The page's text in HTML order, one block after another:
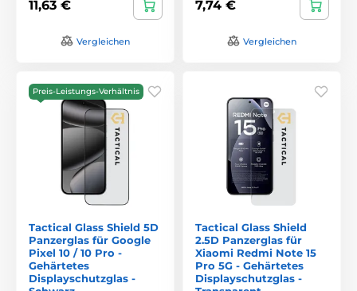
11,63 €
Vergleichen
7,74 €
Vergleichen
Preis-Leistungs-Verhältnis
Tactical Glass Shield 5D
Panzerglas für Google
Pixel 10 / 10 Pro -
Gehärtetes
Displayschutzglas -
Tactical Glass Shield
2.5D Panzerglas für
Xiaomi Redmi Note 15
Pro 5G - Gehärtetes
Displayschutzglas -